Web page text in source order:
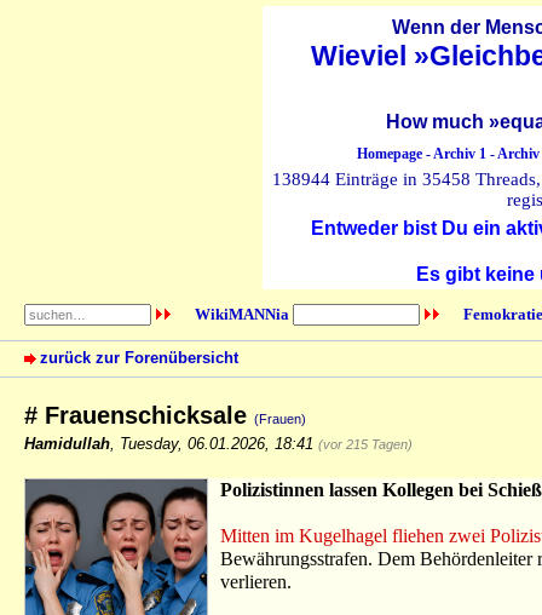
Wenn der
Wieviel
How much
Homepage-Archiv 1-Archiv
138944 Einträge in 35458
Entweder bist Du ein
Es gibt
WikiMANNia
zurück zur Forenübersicht
# Frauenschicksale (Frauen)
Hamidullah Tuesday, 06.01.2026, 18:41 (vor 215 Tagen)
Polizistinnen lassen Kollegen bei
Mitten im Kugelhagel fliehen zwei
Bewährungsstrafen. Dem Behördenleiter
verlieren.